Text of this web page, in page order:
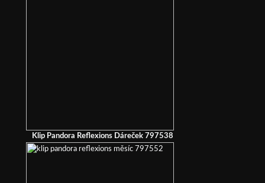
Klip Pandora Reflexions Dáreček 797538